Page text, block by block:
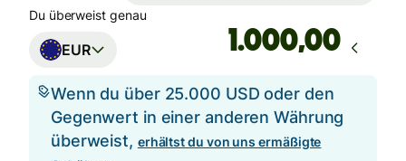
Du überweist genau
EUR ,00
Wenn du über 25.000 USD oder den
Gegenwert in einer anderen Währung
überweist, erhältst du von uns ermäßigte